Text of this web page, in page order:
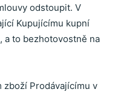
odstoupit. V
Kupujícímu kupní
a to bezhotovostně na
zboží Prodávajícímu v